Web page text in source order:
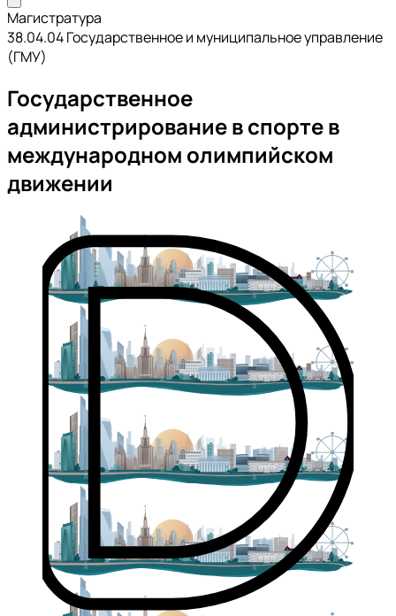
Магистратура
38.04.04 Государственное и муниципальное управление
(ГМУ)
Государственное
администрирование в спорте в
международном олимпийском
движении